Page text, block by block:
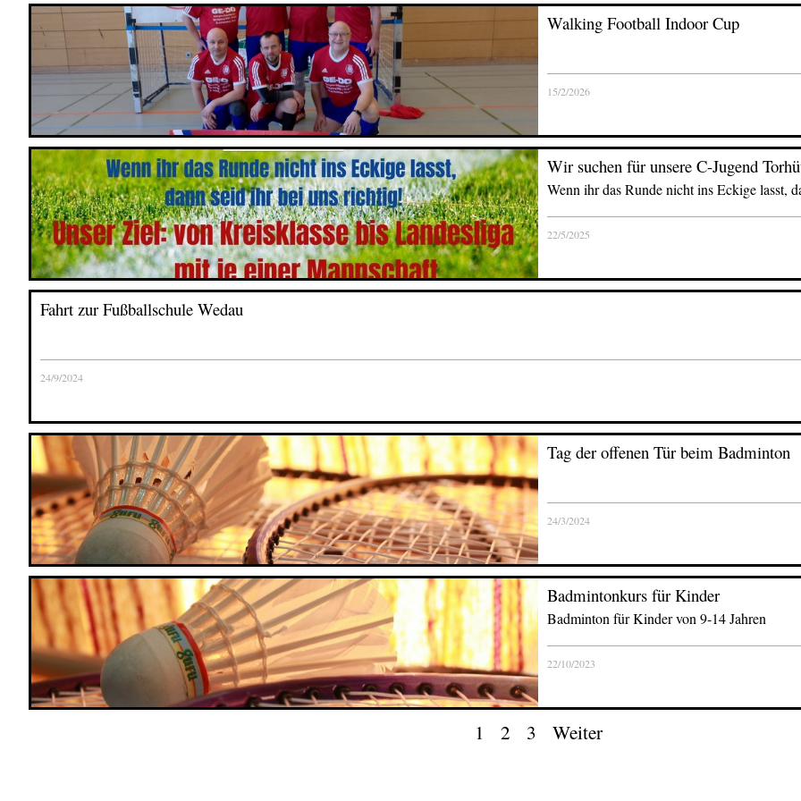
Walking Football Indoor Cup
15/2/2026
Wir suchen für unsere C-Jugend
Wenn ihr das Runde nicht ins Eckige lasst,
22/5/2025
Fahrt zur Fußballschule Wedau
24/9/2024
Tag der offenen Tür beim Badminton
24/3/2024
Badmintonkurs für Kinder
Badminton für Kinder von 9-14 Jahren
22/10/2023
1 2 3 Weiter